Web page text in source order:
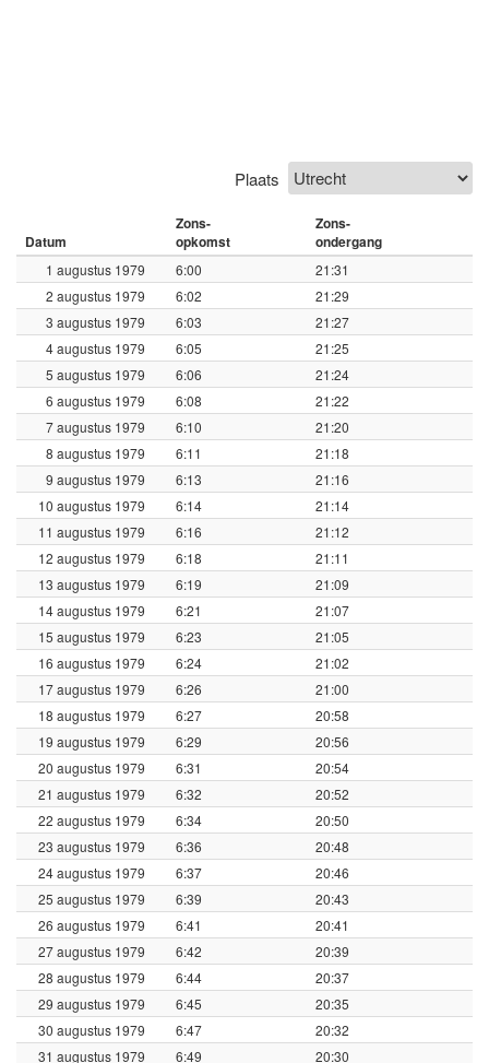
Plaats
Datum
Zons-
opkomst
Zons-
ondergang
1 augustus 1979 6:00
21:31
2 augustus 1979
6:02
21:29
3 augustus 1979
6:03
21:27
4 augustus 1979
6:05
21:25
5 augustus 1979
6:06
21:24
6 augustus 1979
6:08
21:22
7 augustus 1979
6:10
21:20
8 augustus 1979
6:11
21:18
9 augustus 1979
6:13
21:16
10 augustus 1979
6:14
21:14
11 augustus 1979
6:16
21:12
12 augustus 1979
6:18
21:11
13 augustus 1979
6:19
21:09
14 augustus 1979
6:21
21:07
15 augustus 1979
6:23
21:05
16 augustus 1979
6:24
21:02
17 augustus 1979
6:26
21:00
18 augustus 1979
6:27
20:58
19 augustus 1979
6:29
20:56
20 augustus 1979
6:31
20:54
21 augustus 1979
6:32
20:52
22 augustus 1979
6:34
20:50
23 augustus 1979
6:36
20:48
24 augustus 1979
6:37
20:46
25 augustus 1979
6:39
20:43
26 augustus 1979
6:41
20:41
27 augustus 1979
6:42
20:39
28 augustus 1979
6:44
20:37
29 augustus 1979
6:45
20:35
30 augustus 1979
6:47
20:32
31 augustus 1979
6:49 20:30